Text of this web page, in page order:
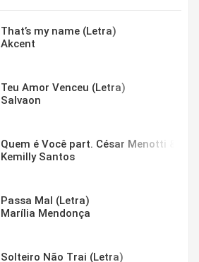
That’s my name (Letra)
Akcent
Teu Amor Venceu (Letra)
Salvaon
Quem é Você part. César Menotti &
Kemilly Santos
Passa Mal (Letra)
Marília Mendonça
Solteiro Não Trai (Letra)